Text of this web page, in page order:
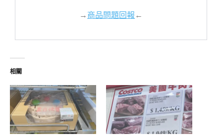
→商品問題回報←
相關